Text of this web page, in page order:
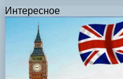
Интересное